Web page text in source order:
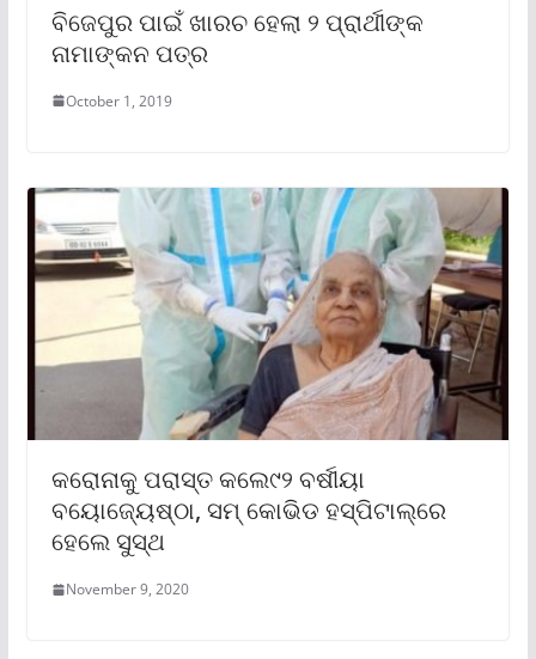
ବିଜେପୁର ପାଇଁ ଖାରଚ ହେଲା ୨ ପ୍ରାର୍ଥୀଙ୍କ
ନାମାଙ୍କନ ପତ୍ର
October 1, 2019
କରୋନାକୁ ପରାସ୍ତ କଲେ୯୨ ବର୍ଷୀୟା
ବୟୋଜ୍ୟେଷ୍ଠା, ସମ୍ କୋଭିଡ ହସ୍ପିଟାଲ୍‌ରେ
ହେଲେ ସୁସ୍ଥ
November 9, 2020